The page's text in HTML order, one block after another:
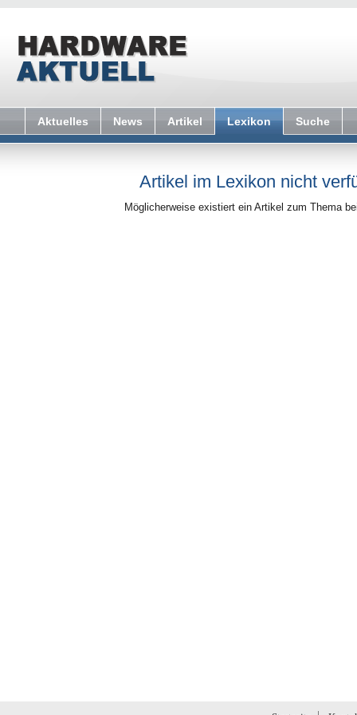
Aktuelles News Artikel Lexikon Suche
Artikel im Lexikon nicht
Möglicherweise existiert ein Artikel zum Thema